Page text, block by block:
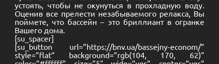
устоять, чтобы не окунуться в прохладную воду.
Оценив все прелести незабываемого релакса, Вы
поймете, что бассейн – это бриллиант в огранке
Вашего дома.
[su_spacer]
[su_button url=”https://bnv.ua/bassejny-econom/”
style=”flat” background=”rgb(104, 170, 62)”